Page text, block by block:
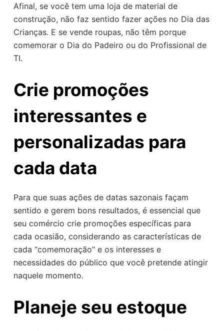
Afinal, se você tem uma loja de material de
construção, não faz sentido fazer ações no Dia das
Crianças. E se vende roupas, não têm porque
comemorar o Dia do Padeiro ou do Profissional de
TI.
Crie promoções
interessantes e
personalizadas para
cada data
Para que suas ações de datas sazonais façam
sentido e gerem bons resultados, é essencial que
seu comércio crie promoções específicas para
cada ocasião, considerando as características de
cada “comemoração” e os interesses e
necessidades do público que você pretende atingir
naquele momento.
Planeje seu estoque